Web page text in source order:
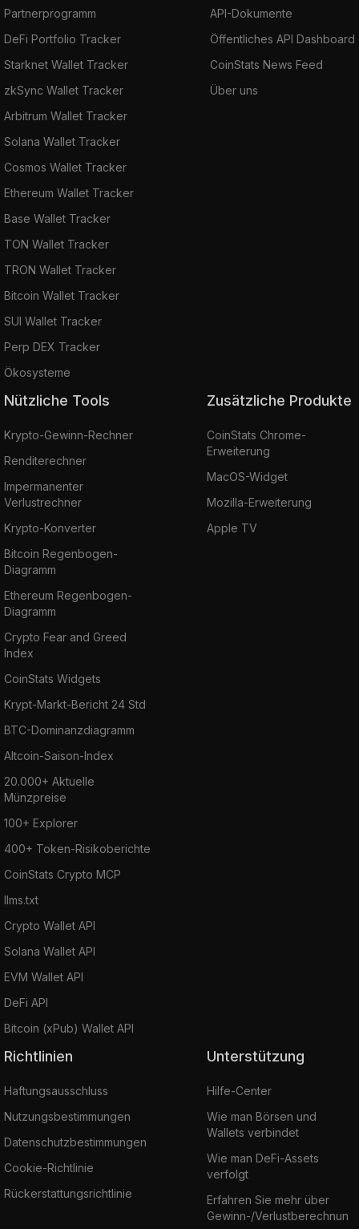
Partnerprogramm
DeFi Portfolio Tracker
Starknet Wallet Tracker
zkSync Wallet Tracker
Arbitrum Wallet Tracker
Solana Wallet Tracker
Cosmos Wallet Tracker
Ethereum Wallet Tracker
Base Wallet Tracker
TON Wallet Tracker
TRON Wallet Tracker
Bitcoin Wallet Tracker
SUI Wallet Tracker
Perp DEX Tracker
Ökosysteme
API-Dokumente
Öffentliches API Dashboard
CoinStats News Feed
Über uns
Nützliche Tools
Krypto-Gewinn-Rechner
Renditerechner
Impermanenter
Verlustrechner
Krypto-Konverter
Bitcoin Regenbogen-
Diagramm
Ethereum Regenbogen-
Diagramm
Crypto Fear and Greed
Index
CoinStats Widgets
Krypt-Markt-Bericht 24 Std
BTC-Dominanzdiagramm
Altcoin-Saison-Index
20.000+ Aktuelle
Münzpreise
100+ Explorer
400+ Token-Risikoberichte
CoinStats Crypto MCP
llms.txt
Crypto Wallet API
Solana Wallet API
EVM Wallet API
DeFi API
Bitcoin (xPub) Wallet API
Zusätzliche Produkte
CoinStats Chrome-
Erweiterung
MacOS-Widget
Mozilla-Erweiterung
Apple TV
Richtlinien
Haftungsausschluss
Nutzungsbestimmungen
Datenschutzbestimmungen
Cookie-Richtlinie
Rückerstattungsrichtlinie
Unterstützung
Hilfe-Center
Wie man Börsen und
Wallets verbindet
Wie man DeFi-Assets
verfolgt
Erfahren Sie mehr über
Gewinn-/Verlustberechnun